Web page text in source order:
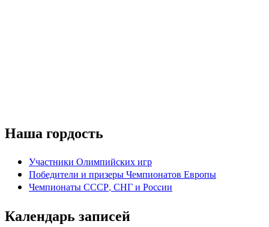
Наша гордость
Участники Олимпийских игр
Победители и призеры Чемпионатов Европы
Чемпионаты СССР, СНГ и Росcии
Календарь записей